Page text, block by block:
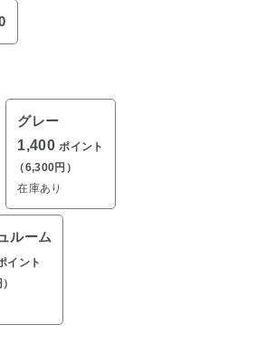
グレー
1,400 ポイント
（6,300円）
在庫あり
ルーム
イント